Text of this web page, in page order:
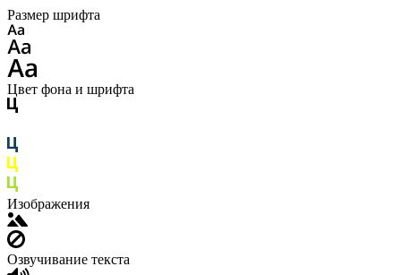
Размер шрифта
Цвет фона и шрифта
Изображения
Озвучивание текста